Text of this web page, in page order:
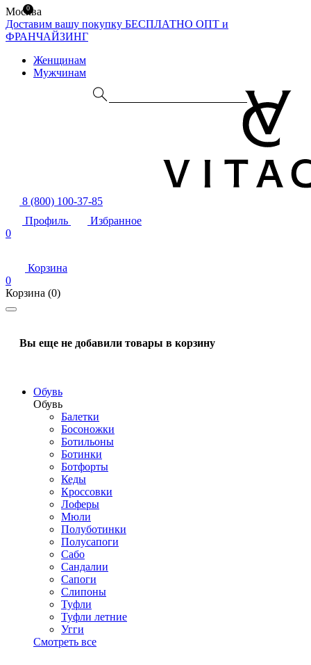
Москва
Доставим вашу покупку БЕСПЛАТНО ОПТ и
ФРАНЧАЙЗИНГ
Женщинам
Мужчинам
8 (800) 100-37-85
Профиль
Избранное
0
Корзина
0
Корзина (0)
Вы еще не добавили товары в корзину
Обувь
Обувь
Балетки
Босоножки
Ботильоны
Ботинки
Ботфорты
Кеды
Кроссовки
Лоферы
Мюли
Полуботинки
Полусапоги
Сабо
Сандалии
Сапоги
Слипоны
Туфли
Туфли летние
Угги
Смотреть все
0